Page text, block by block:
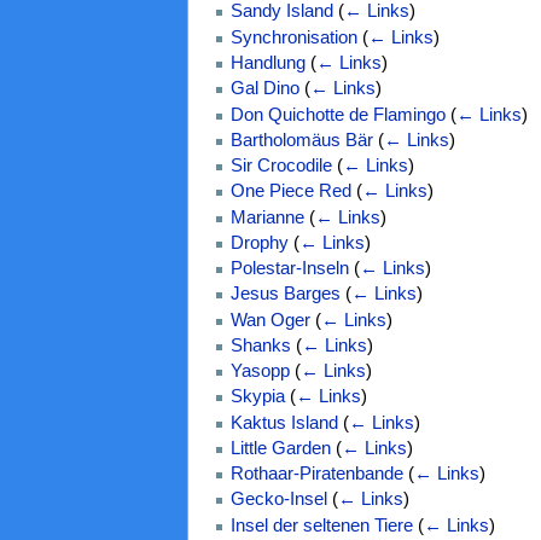
Sandy Island (← Links)
Synchronisation (← Links)
Handlung (← Links)
Gal Dino (← Links)
Don Quichotte de Flamingo (← Links)
Bartholomäus Bär (← Links)
Sir Crocodile (← Links)
One Piece Red (← Links)
Marianne (← Links)
Drophy (← Links)
Polestar-Inseln (← Links)
Jesus Barges (← Links)
Wan Oger (← Links)
Shanks (← Links)
Yasopp (← Links)
Skypia (← Links)
Kaktus Island (← Links)
Little Garden (← Links)
Rothaar-Piratenbande (← Links)
Gecko-Insel (← Links)
Insel der seltenen Tiere (← Links)